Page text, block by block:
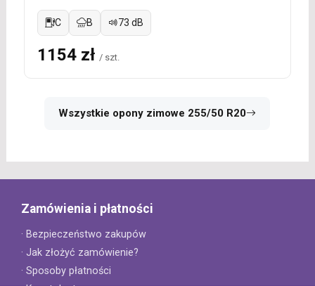
C B 73 dB
1154 zł / szt.
Wszystkie opony zimowe 255/50 R20
Zamówienia i płatności
· Bezpieczeństwo zakupów
· Jak złożyć zamówienie?
· Sposoby płatności